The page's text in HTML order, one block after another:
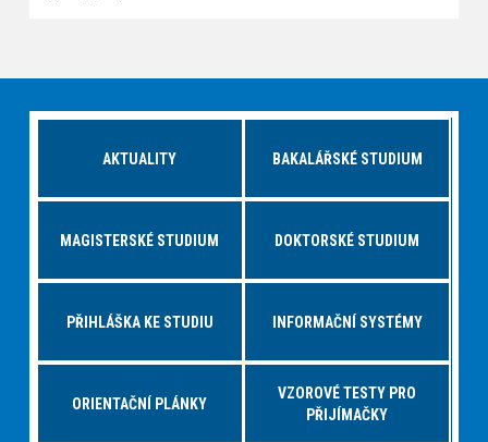
AKTUALITY BAKALÁŘSKÉ STUDIUM
MAGISTERSKÉ STUDIUM DOKTORSKÉ STUDIUM
PŘIHLÁŠKA KE STUDIU INFORMAČNÍ SYSTÉMY
ORIENTAČNÍ PLÁNKY
VZOROVÉ TESTY PRO
PŘIJÍMAČKY